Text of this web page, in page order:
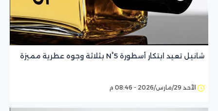
شانيل تعيد ابتكار أسطورة N°5 بثلاثة وجوه عطرية مميزة
الأحد 29/مارس/2026 - 08:46 م